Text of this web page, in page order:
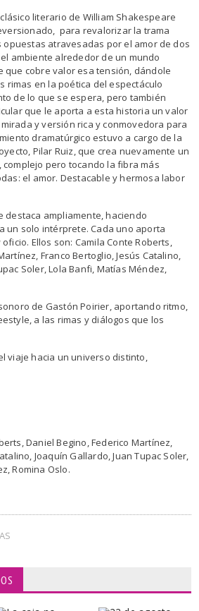
literario de William Shakespeare
para revalorizar la trama
atravesadas por el amor de dos
ambiente alrededor de un mundo
que cobre valor esa tensión, dándole
rimas en la poética del espectáculo
de lo que se espera, pero también
que le aporta a esta historia un valor
y versión rica y conmovedora para
dramatúrgico estuvo a cargo de la
Pilar Ruiz, que crea nuevamente un
pero tocando la fibra más
el amor. Destacable y hermosa labor
destaca ampliamente, haciendo
un solo intérprete. Cada uno aporta
Ellos son: Camila Conte Roberts,
Franco Bertoglio, Jesús Catalino,
Soler, Lola Banfi, Matías Méndez,
de Gastón Poirier, aportando ritmo,
a las rimas y diálogos que los
viaje hacia un universo distinto,
Daniel Begino, Federico Martínez,
Joaquín Gallardo, Juan Tupac Soler,
Romina Oslo.